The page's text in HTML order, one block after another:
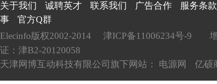
关于我们
诚聘英才 联系我们 广告合作
服务条款
事
官方Q群
Elecinfo版权2002-2014
津ICP备11006234号-9
证：津B2-20120058
天津网博互动科技有限公司旗下网站： 电源网 亿硕